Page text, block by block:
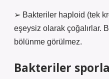
➢ Bakteriler haploid (tek
eşeysiz olarak çoğalırlar.
bölünme görülmez.
Bakteriler